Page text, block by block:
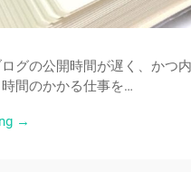
グの公開時間が遅く、かつ
間のかかる仕事を…
→